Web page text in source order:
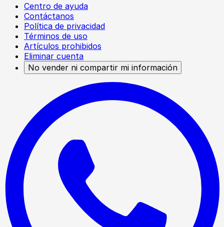
Centro de ayuda
Contáctanos
Política de privacidad
Términos de uso
Artículos prohibidos
Eliminar cuenta
No vender ni compartir mi información